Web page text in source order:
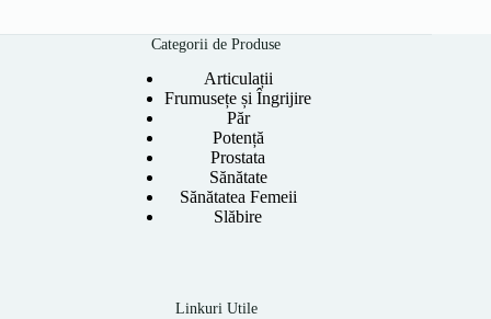
179.00 lei.
Categorii de Produse
Articulații
Frumusețe și Îngrijire
Păr
Potență
Prostata
Sănătate
Sănătatea Femeii
Slăbire
Linkuri Utile